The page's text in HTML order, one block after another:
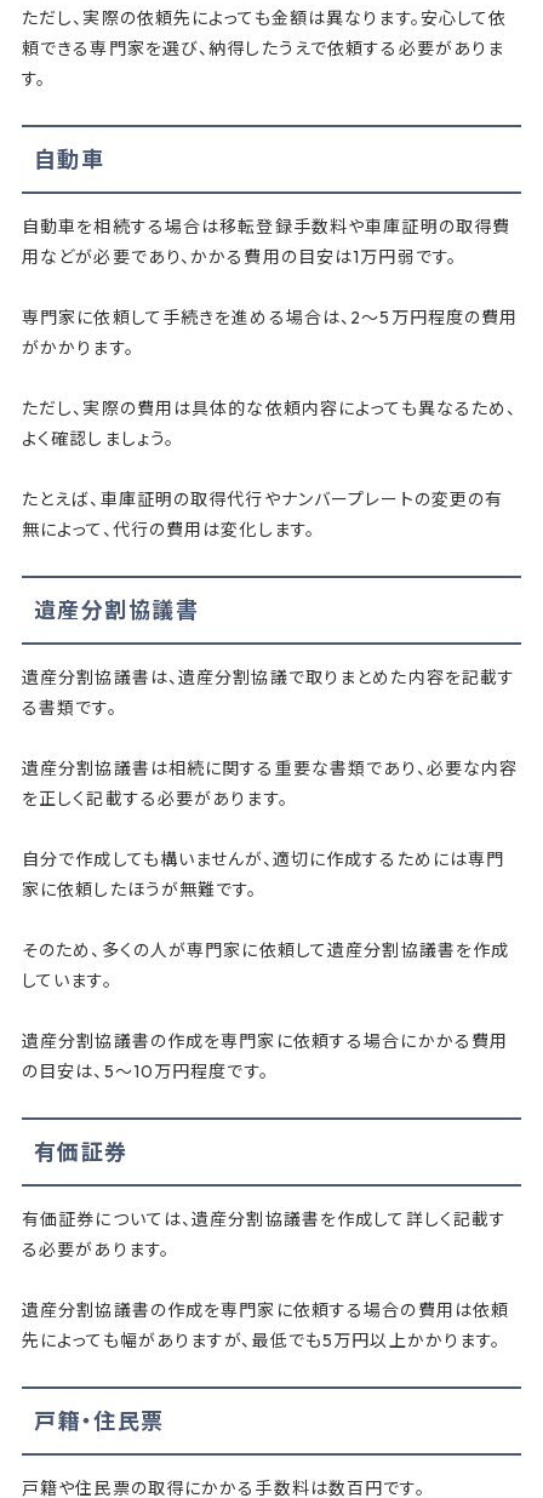
ただし、実際の依頼先によっても金額は異なります。安心して依
頼できる専門家を選び、納得したうえで依頼する必要がありま
す。
自動車
自動車を相続する場合は移転登録手数料や車庫証明の取得費
用などが必要であり、かかる費用の目安は1万円弱です。
専門家に依頼して手続きを進める場合は、2～5万円程度の費用
がかかります。
ただし、実際の費用は具体的な依頼内容によっても異なるため、
よく確認しましょう。
たとえば、車庫証明の取得代行やナンバープレートの変更の有
無によって、代行の費用は変化します。
遺産分割協議書
遺産分割協議書は、遺産分割協議で取りまとめた内容を記載す
る書類です。
遺産分割協議書は相続に関する重要な書類であり、必要な内容
を正しく記載する必要があります。
自分で作成しても構いませんが、適切に作成するためには専門
家に依頼したほうが無難です。
そのため、多くの人が専門家に依頼して遺産分割協議書を作成
しています。
遺産分割協議書の作成を専門家に依頼する場合にかかる費用
の目安は、5～10万円程度です。
有価証券
有価証券については、遺産分割協議書を作成して詳しく記載す
る必要があります。
遺産分割協議書の作成を専門家に依頼する場合の費用は依頼
先によっても幅がありますが、最低でも5万円以上かかります。
戸籍・住民票
戸籍や住民票の取得にかかる手数料は数百円です。